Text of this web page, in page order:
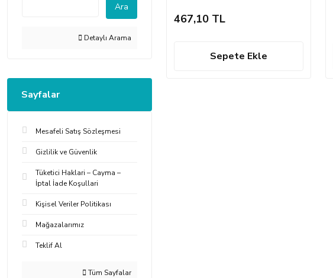
Ara
Detaylı Arama
Sayfalar
Mesafeli Satış Sözleşmesi
Gizlilik ve Güvenlik
Tüketici Haklari – Cayma –
İptal İade Koşullari
Kişisel Veriler Politikası
Mağazalarımız
Teklif Al
Tüm Sayfalar
467,10 TL
Sepete Ekle